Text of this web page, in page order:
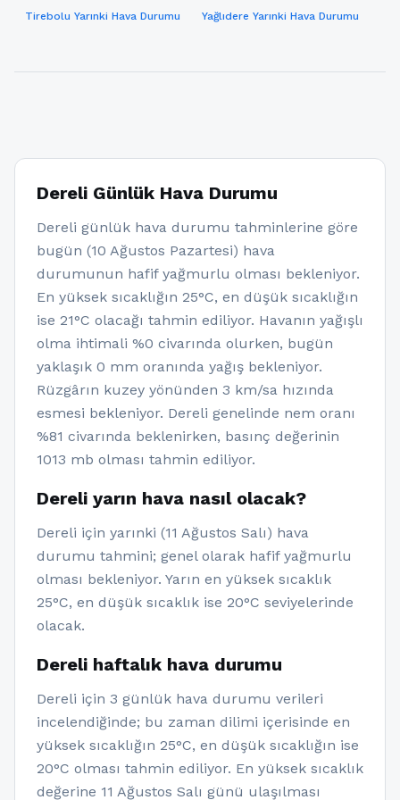
Tirebolu Yarınki Hava Durumu
Yağlıdere Yarınki Hava Durumu
Dereli Günlük Hava Durumu
Dereli günlük hava durumu tahminlerine göre
bugün (10 Ağustos Pazartesi) hava
durumunun hafif yağmurlu olması bekleniyor.
En yüksek sıcaklığın 25°C, en düşük sıcaklığın
ise 21°C olacağı tahmin ediliyor. Havanın yağışlı
olma ihtimali %0 civarında olurken, bugün
yaklaşık 0 mm oranında yağış bekleniyor.
Rüzgârın kuzey yönünden 3 km/sa hızında
esmesi bekleniyor. Dereli genelinde nem oranı
%81 civarında beklenirken, basınç değerinin
1013 mb olması tahmin ediliyor.
Dereli yarın hava nasıl olacak?
Dereli için yarınki (11 Ağustos Salı) hava
durumu tahmini; genel olarak hafif yağmurlu
olması bekleniyor. Yarın en yüksek sıcaklık
25°C, en düşük sıcaklık ise 20°C seviyelerinde
olacak.
Dereli haftalık hava durumu
Dereli için 3 günlük hava durumu verileri
incelendiğinde; bu zaman dilimi içerisinde en
yüksek sıcaklığın 25°C, en düşük sıcaklığın ise
20°C olması tahmin ediliyor. En yüksek sıcaklık
değerine 11 Ağustos Salı günü ulaşılması